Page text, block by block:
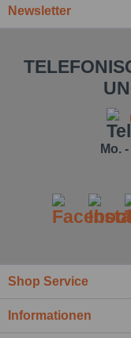
Newsletter
Mo.
Shop Service
Informationen